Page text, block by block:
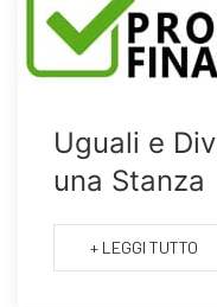
Uguali e
una Stanza
+ LEGGI TUTTO